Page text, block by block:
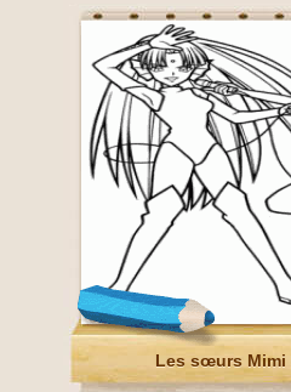
Les sœurs Mimi